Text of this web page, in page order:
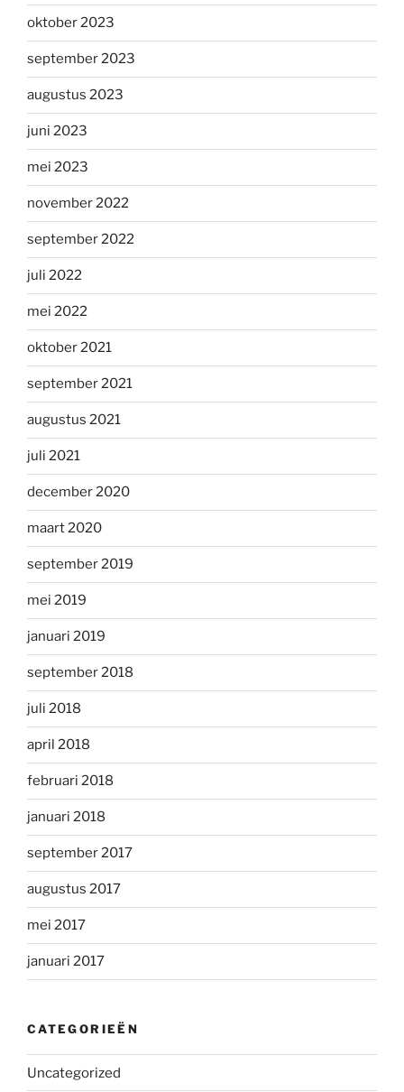
oktober 2023
september 2023
augustus 2023
juni 2023
mei 2023
november 2022
september 2022
juli 2022
mei 2022
oktober 2021
september 2021
augustus 2021
juli 2021
december 2020
maart 2020
september 2019
mei 2019
januari 2019
september 2018
juli 2018
april 2018
februari 2018
januari 2018
september 2017
augustus 2017
mei 2017
januari 2017
CATEGORIEËN
Uncategorized